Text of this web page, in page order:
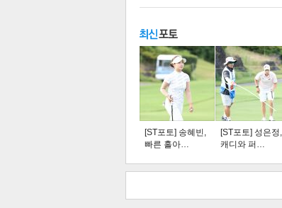
스북 터 공 오톡 공유 버블
주요뉴스
연예
[ST포토] 송혜빈,
빠른 홀아…
[ST포토] 성은정,
캐디와 퍼…